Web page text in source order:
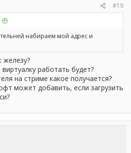
#19
набираем мой адрес и
железу?
работать будет?
на стриме какое получается?
может добавить, если загрузить